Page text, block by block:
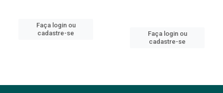
Faça login ou
cadastre-se
Faça login ou
cadastre-se